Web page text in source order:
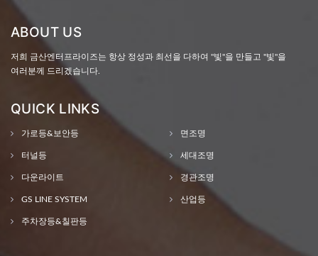
ABOUT US
저희 금산엔터프라이즈는 항상 정성과 최선을 다하여 "빛"을 만들고 "빛"을
여러분께 드리겠습니다.
QUICK LINKS
가로등&보안등
터널등
다운라이트
GS LINE SYSTEM
주차장등&칠판등
면조명
세대조명
경관조명
산업등